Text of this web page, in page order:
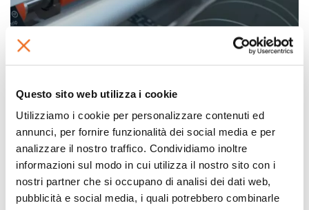
Questo sito web utilizza i cookie
Utilizziamo i cookie per personalizzare contenuti ed
annunci, per fornire funzionalità dei social media e per
analizzare il nostro traffico. Condividiamo inoltre
informazioni sul modo in cui utilizza il nostro sito con i
nostri partner che si occupano di analisi dei dati web,
pubblicità e social media, i quali potrebbero combinarle
Risultati: aumento della
produttività nel taglio cerotti